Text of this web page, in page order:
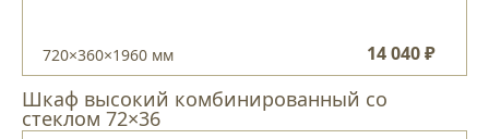
720×360×1960 мм 14 040 ₽
Шкаф высокий комбинированный со
стеклом 72×36